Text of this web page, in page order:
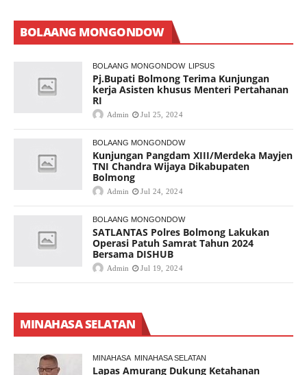
BOLAANG MONGONDOW
BOLAANG MONGONDOW LIPSUS
Pj.Bupati Bolmong Terima Kunjungan
kerja Asisten khusus Menteri Pertahanan
RI
Admin Jul 25, 2024
BOLAANG MONGONDOW
Kunjungan Pangdam XIII/Merdeka Mayjen
TNI Chandra Wijaya Dikabupaten
Bolmong
Admin Jul 24, 2024
BOLAANG MONGONDOW
SATLANTAS Polres Bolmong Lakukan
Operasi Patuh Samrat Tahun 2024
Bersama DISHUB
Admin Jul 19, 2024
MINAHASA SELATAN
MINAHASA MINAHASA SELATAN
Lapas Amurang Dukung Ketahanan